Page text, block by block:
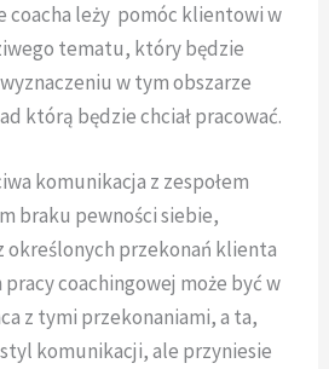
coacha leży pomóc klientowi w
tematu, który będzie
wyznaczeniu w tym obszarze
którą będzie chciał pracować.
komunikacja z zespołem
braku pewności siebie,
określonych przekonań klienta
coachingowej może być w
z tymi przekonaniami, a ta,
komunikacji, ale przyniesie